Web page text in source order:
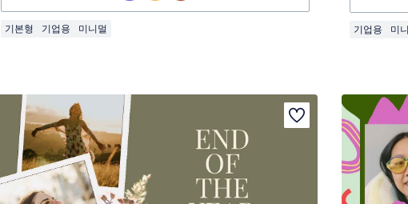
기본형 기업용 미니멀 기업용 미